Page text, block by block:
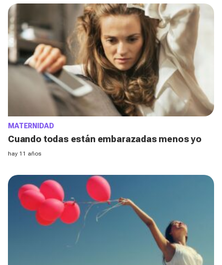
MATERNIDAD
Cuando todas están embarazadas menos yo
hay 11 años